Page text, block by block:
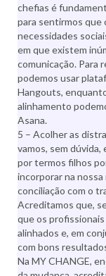
chefias é
para sentirmos que
necessidades
em que existem
comunicação. Para
podemos usar
Hangouts,
alinhamento
Asana.
5 – Acolher as
vamos, sem
por termos filhos
incorporar na
conciliação com o
Acreditamos que,
que os
alinhados e, em
com bons
Na MY CHANGE,